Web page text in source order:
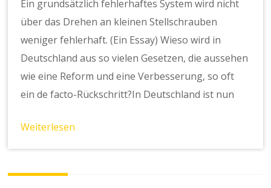
Ein grundsätzlich fehlerhaftes System wird nicht
über das Drehen an kleinen Stellschrauben
weniger fehlerhaft. (Ein Essay) Wieso wird in
Deutschland aus so vielen Gesetzen, die aussehen
wie eine Reform und eine Verbesserung, so oft
ein de facto-Rückschritt?In Deutschland ist nun
Weiterlesen